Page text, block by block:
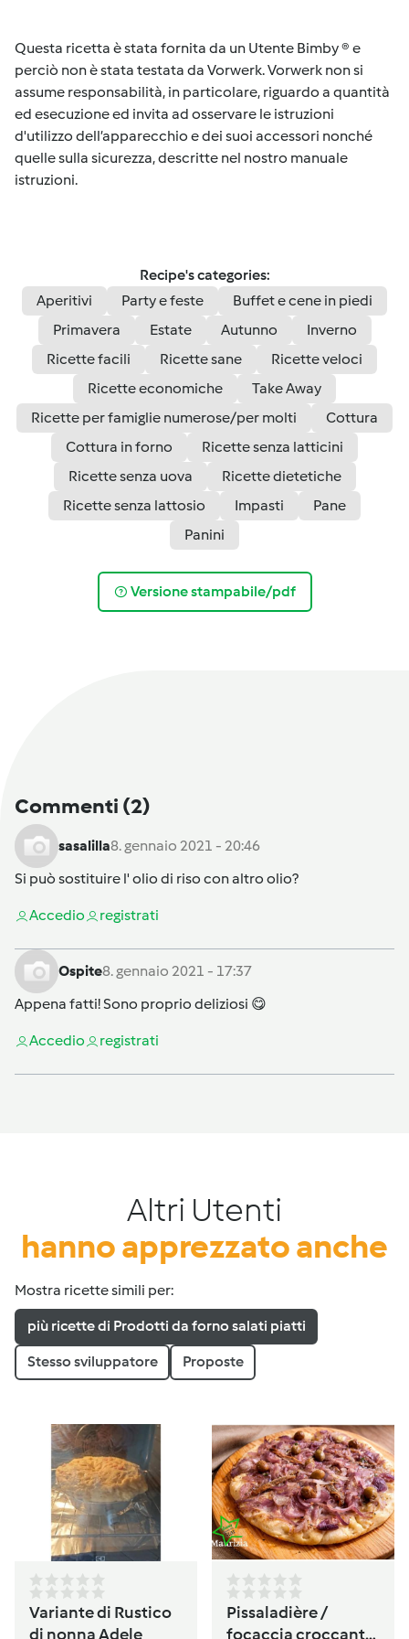
Questa ricetta è stata fornita da un Utente Bimby ® e
perciò non è stata testata da Vorwerk. Vorwerk non si
assume responsabilità, in particolare, riguardo a quantità
ed esecuzione ed invita ad osservare le istruzioni
d'utilizzo dell’apparecchio e dei suoi accessori nonché
quelle sulla sicurezza, descritte nel nostro manuale
istruzioni.
Recipe's categories:
Aperitivi
Party e feste
Buffet e cene in piedi
Primavera
Estate Autunno
Inverno
Ricette facili
Ricette sane
Ricette veloci
Ricette economiche
Take Away
Ricette per famiglie numerose/per molti
Cottura
Cottura in forno
Ricette senza latticini
Ricette senza uova
Ricette dietetiche
Ricette senza lattosio
Impasti
Pane
Panini
Versione stampabile/pdf
Commenti (2)
sasalilla8. gennaio 2021 - 20:46
Si può sostituire l' olio di riso con altro olio?
Accedio registrati
Ospite8. gennaio 2021 - 17:37
Appena fatti! Sono proprio deliziosi 😋
Accedio registrati
Altri Utenti
hanno apprezzato anche
Mostra ricette simili per:
più ricette di Prodotti da forno salati piatti
Stesso sviluppatore Proposte
Variante di Rustico
di nonna Adele
Pissaladière /
focaccia croccante